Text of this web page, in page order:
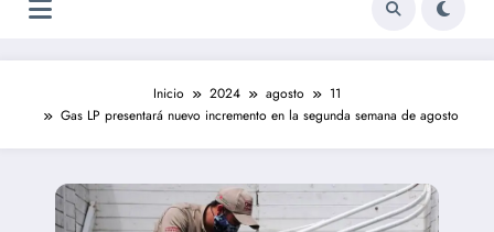
Inicio 2024 agosto
11
Gas LP presentará nuevo incremento en la segunda semana de agosto